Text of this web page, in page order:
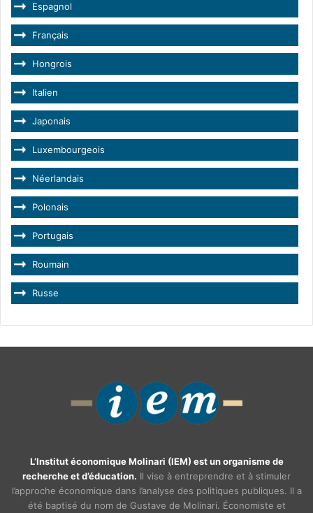
Espagnol
Français
Hongrois
Italien
Japonais
Luxembourgeois
Néerlandais
Polonais
Portugais
Roumain
Russe
L’Institut économique Molinari (IEM) est un organisme de
recherche et d’éducation. Il vise à entreprendre et à stimuler
l’approche économique dans l’analyse des politiques publiques. Il a
été baptisé du nom de Gustave de Molinari. Économiste et